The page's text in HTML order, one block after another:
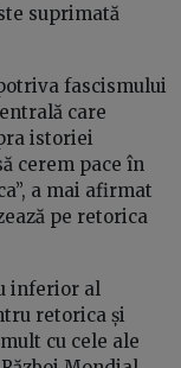
suprimată
fascismului
care
istoriei
cerem pace în
a mai afirmat
pe retorica
inferior al
retorica și
cu cele ale